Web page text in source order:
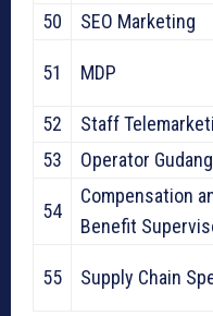
50
SEO Marketing
51 MDP
52
Staff
53
Operator Gudang
54
Compensation
Benefit
55 Supply Chain